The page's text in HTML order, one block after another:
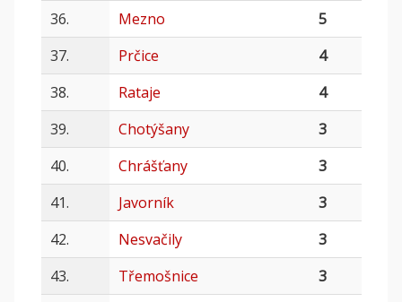
36. Mezno
5
37.
Prčice
4
38.
Rataje
4
39.
Chotýšany
3
40.
Chrášťany
3
41.
Javorník
3
42.
Nesvačily
3
43.
Třemošnice
3